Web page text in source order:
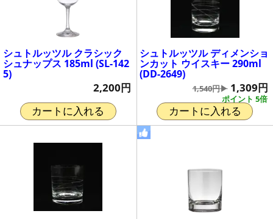
シュトルッツル クラシック
シュナップス 185ml (SL-142
5)
2,200円
カートに入れる
シュトルッツル ディメンショ
ンカット ウイスキー 290ml
(DD-2649)
ポイント 5倍
1,540円▶ 1,309円
カートに入れる